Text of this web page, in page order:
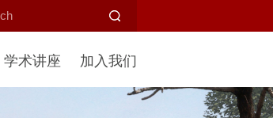
学术讲座 加入我们